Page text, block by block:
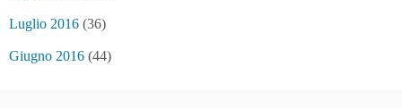
Luglio 2016 (36)
Giugno 2016 (44)